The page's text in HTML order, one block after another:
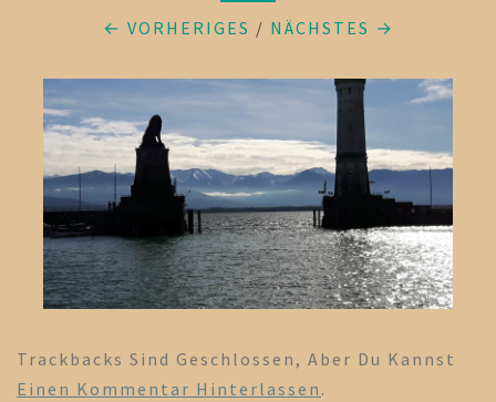
← VORHERIGES / NÄCHSTES →
Trackbacks Sind Geschlossen, Aber Du Kannst
Einen Kommentar Hinterlassen .